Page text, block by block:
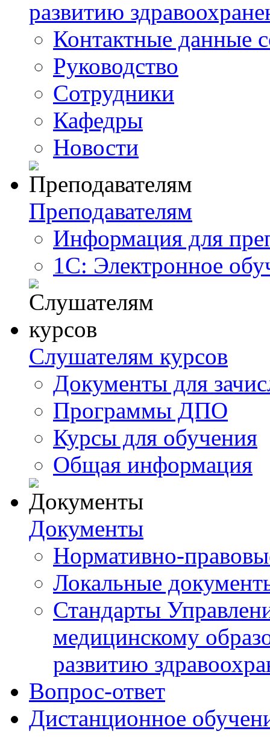
развитию
Контактные данные
Руководство
Сотрудники
Кафедры
Новости
Преподавателям
Информация для
1С: Электронное
Слушателям курсов
Документы для
Программы ДПО
Курсы для обучения
Общая информация
Документы
Нормативно-
Локальные
Стандарты
медицинскому
развитию
Вопрос-ответ
Дистанционное